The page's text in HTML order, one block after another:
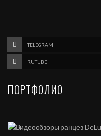
TELEGRAM
RUTUBE
ПОРТФОЛИО